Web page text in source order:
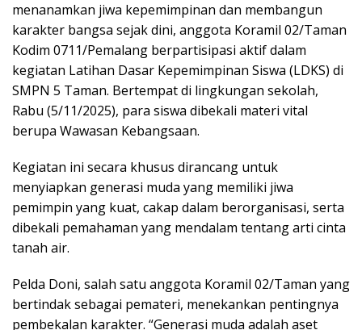
menanamkan jiwa kepemimpinan dan membangun
karakter bangsa sejak dini, anggota Koramil 02/Taman
Kodim 0711/Pemalang berpartisipasi aktif dalam
kegiatan Latihan Dasar Kepemimpinan Siswa (LDKS) di
SMPN 5 Taman. Bertempat di lingkungan sekolah,
Rabu (5/11/2025), para siswa dibekali materi vital
berupa Wawasan Kebangsaan.
Kegiatan ini secara khusus dirancang untuk
menyiapkan generasi muda yang memiliki jiwa
pemimpin yang kuat, cakap dalam berorganisasi, serta
dibekali pemahaman yang mendalam tentang arti cinta
tanah air.
Pelda Doni, salah satu anggota Koramil 02/Taman yang
bertindak sebagai pemateri, menekankan pentingnya
pembekalan karakter. “Generasi muda adalah aset